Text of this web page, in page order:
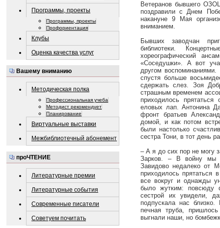
Программы, проекты
Программы, проекты
Профориентация
Клубы
Оценка качества услуг
Вашему вниманию
Методическая полка
Профессиональная учеба
Методист рекомендует
Планирование
Виртуальные выставки
Межбиблиотечный абонемент
проЧТЕНИЕ
Литературные премии
Литературные события
Современные писатели
Советуем почитать
Ветеранов бывшего
поздравили с Днем
накануне 9 Мая
вниманием.
Бывших заводчан
библиотеки.
хореографический
«Соседушки». А вот
другом
спустя больше
сдержать слез. Зоя
страшным временем
приходилось
еловых лап. Антонина
фронт братьев
домой, и как потом
были настолько
сестра Тони, в тот день
– А я до сих пор не могу
Зарков. – В войну мы
Завидово недалеко от
приходилось прятаться
все вокруг и однажды
было жутким: повсюду
сестрой их увидели,
подпускала нас
печная труба,
выгнали наши, но